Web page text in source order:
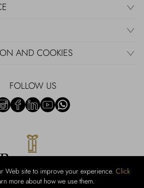
Web site to improve your experience. Click
more about how we use them.
AND COOKIES
FOLLOW US
15 - 80122 Naples - P.Iva 00436210637 -